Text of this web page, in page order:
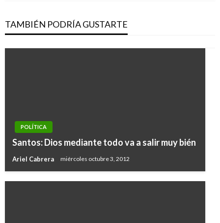
TAMBIÉN PODRÍA GUSTARTE
POLÍTICA
Santos: Dios mediante todo va a salir muy bién
Ariel Cabrera miércoles octubre 3, 2012